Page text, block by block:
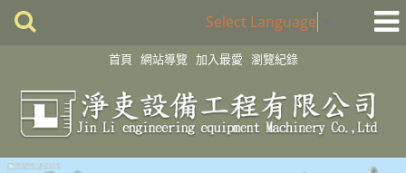
Select Language
首頁 網站導覽 加入最愛 瀏覽紀錄